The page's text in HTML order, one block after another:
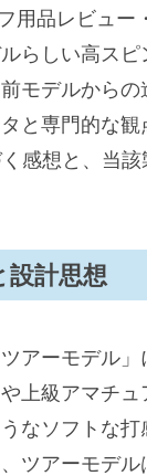
におすすめ
ゲット像（誰
ファー（買わ
き不向き（ド
別の適正（リ
メリット（正
：ボールナン
）：コア
入判断 — い
用品レビュ
らしい高ス
モデルから
と専門的な
感想と、当
設計思想
アーモデル
上級アマチ
なソフトな
ツアーモデ